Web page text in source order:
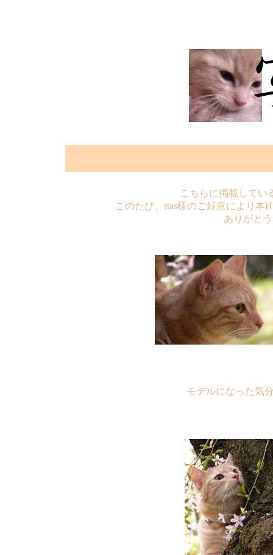
こちらに掲載してい
このたび、rtas様のご好意により本
ありがと
モデルになった気